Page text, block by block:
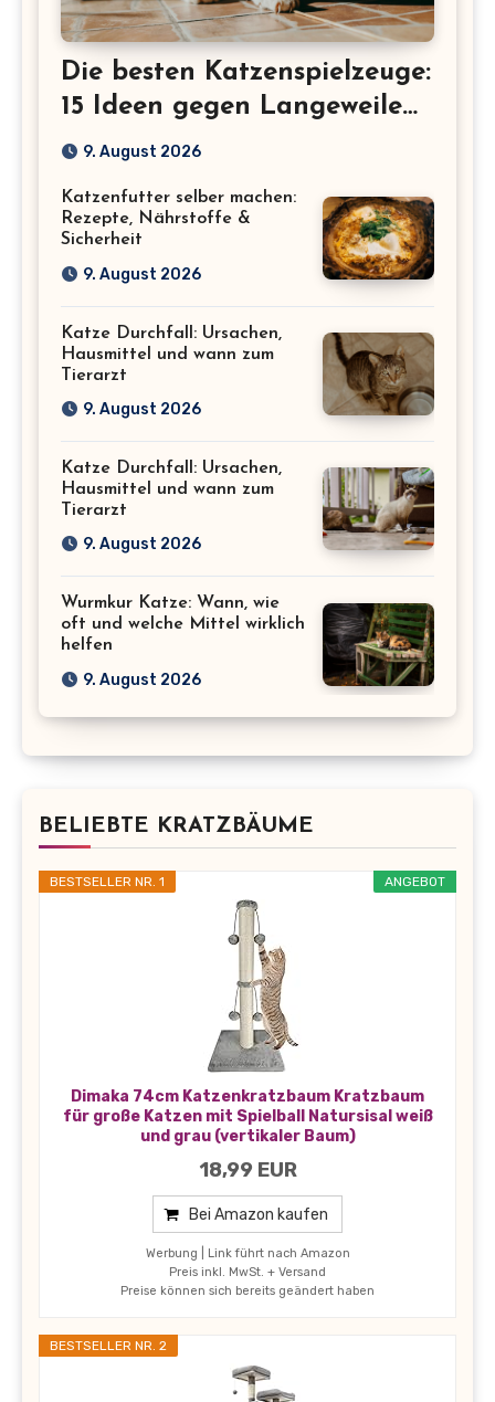
Die besten Katzenspielzeuge:
15 Ideen gegen Langeweile
bei Wohnungskatzen
9. August 2026
Katzenfutter selber machen:
Rezepte, Nährstoffe &
Sicherheit
9. August 2026
Katze Durchfall: Ursachen,
Hausmittel und wann zum
Tierarzt
9. August 2026
Katze Durchfall: Ursachen,
Hausmittel und wann zum
Tierarzt
9. August 2026
Wurmkur Katze: Wann, wie
oft und welche Mittel wirklich
helfen
9. August 2026
BELIEBTE KRATZBÄUME
ANGEBOT
BESTSELLER NR. 1
Dimaka 74cm Katzenkratzbaum Kratzbaum
für große Katzen mit Spielball Natursisal weiß
und grau (vertikaler Baum)
18,99 EUR
Bei Amazon kaufen
Werbung | Link führt nach Amazon
Preis inkl. MwSt. + Versand
Preise können sich bereits geändert haben
BESTSELLER NR. 2